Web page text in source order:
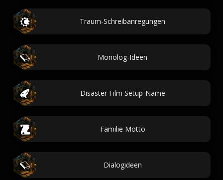
Traum-Schreibanregungen
Monolog-Ideen
Disaster Film Setup-Name
Familie Motto
Dialogideen